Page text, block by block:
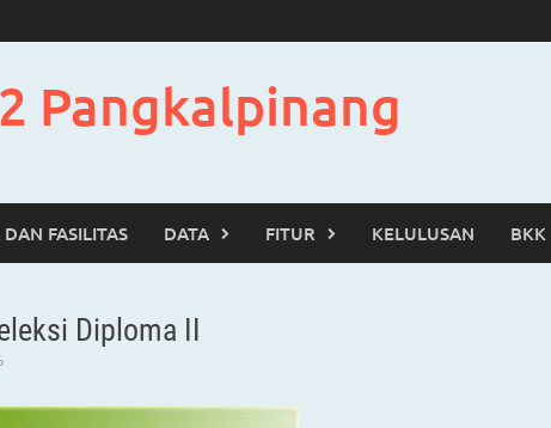
Pangkalpinang
FASILITAS DATA FITUR KELULUSAN BKK
Diploma II